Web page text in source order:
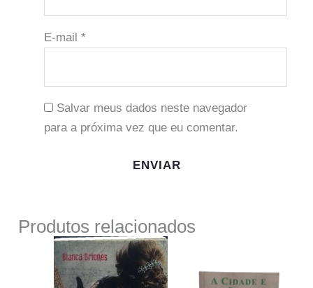
E-mail *
Salvar meus dados neste navegador
para a próxima vez que eu comentar.
Produtos relacionados